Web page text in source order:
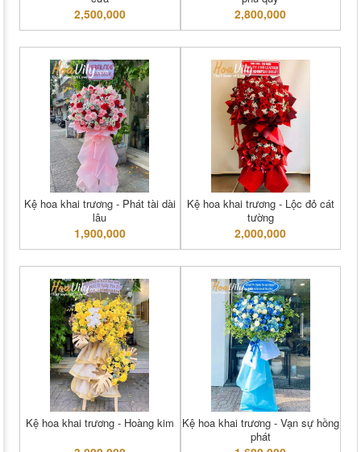
2,500,000 2,800,000
Kệ hoa khai trương - Phát tài dài
lâu
1,900,000
Kệ hoa khai trương - Lộc đỏ cát
tường
2,000,000
Kệ hoa khai trương - Hoàng kim
Kệ hoa khai trương - Vạn sự hồng
phát